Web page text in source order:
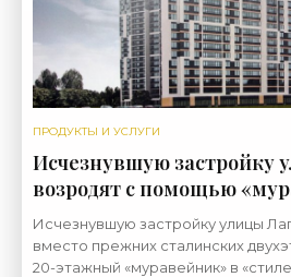
ПРОДУКТЫ И УСЛУГИ
Исчезнувшую застройку
возродят с помощью
«Свежие новости
Исчезнувшую застройку улицы
вместо прежних сталинских
20-этажный «муравейник» в